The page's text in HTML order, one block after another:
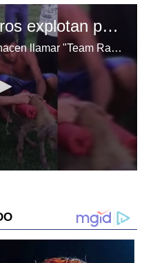
Crueldad con morteros explotan perro en Honduras
Un grupo de jóvenes que se hacen llamar "Team Racing" ataron dos enormes morteros al cuerpo de un inofensivo perro.